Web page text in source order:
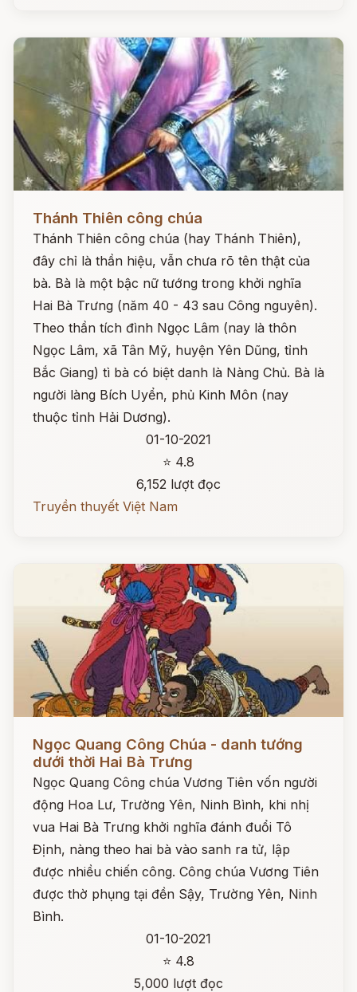
Thánh Thiên công chúa
Thánh Thiên công chúa (hay Thánh Thiên),
đây chỉ là thần hiệu, vẫn chưa rõ tên thật của
bà. Bà là một bậc nữ tướng trong khởi nghĩa
Hai Bà Trưng (năm 40 - 43 sau Công nguyên).
Theo thần tích đình Ngọc Lâm (nay là thôn
Ngọc Lâm, xã Tân Mỹ, huyện Yên Dũng, tỉnh
Bắc Giang) tì bà có biệt danh là Nàng Chủ. Bà là
người làng Bích Uyển, phủ Kinh Môn (nay
thuộc tỉnh Hải Dương).
01-10-2021
⭐ 4.8
6,152 lượt đọc
Truyền thuyết Việt Nam
Ngọc Quang Công Chúa - danh tướng
dưới thời Hai Bà Trưng
Ngọc Quang Công chúa Vương Tiên vốn người
động Hoa Lư, Trường Yên, Ninh Bình, khi nhị
vua Hai Bà Trưng khởi nghĩa đánh đuổi Tô
Định, nàng theo hai bà vào sanh ra tử, lập
được nhiều chiến công. Công chúa Vương Tiên
được thờ phụng tại đền Sậy, Trường Yên, Ninh
Bình.
01-10-2021
⭐ 4.8
5,000 lượt đọc